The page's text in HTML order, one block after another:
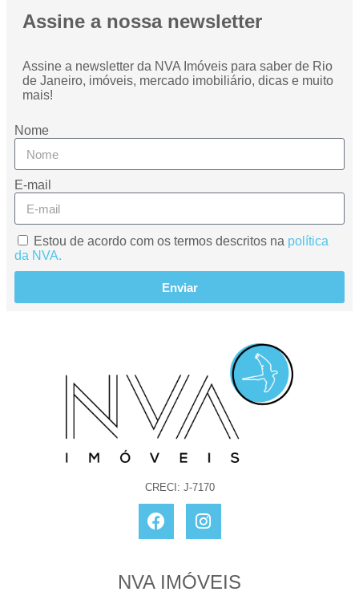
Assine a nossa newsletter
Assine a newsletter da NVA Imóveis para saber de Rio
de Janeiro, imóveis, mercado imobiliário, dicas e muito
mais!
Nome
E-mail
Estou de acordo com os termos descritos na política
da NVA.
Enviar
CRECI: J-7170
NVA IMÓVEIS